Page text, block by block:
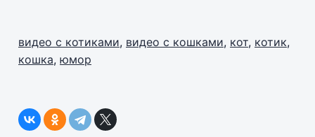
видео с котиками, видео с кошками, кот, котик,
кошка, юмор